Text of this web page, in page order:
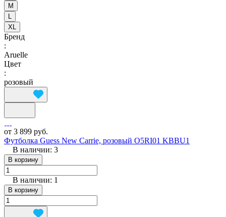
M
L
XL
Бренд
:
Aruelle
Цвет
:
розовый
от 3 899 руб.
Футболка Guess New Carrie, розовый O5RI01 KBBU1
В наличии: 3
В корзину
В наличии: 1
В корзину